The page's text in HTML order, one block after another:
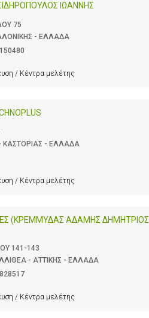
ΙΩΑΝΝΗΣ
75
- ΕΛΛΑΔΑ
/ Κέντρα μελέτης
ΚΑΣΤΟΡΙΑΣ - ΕΛΛΑΔΑ
/ Κέντρα μελέτης
(ΚΡΕΜΜΥΔΑΣ ΑΔΑΜΗΣ ΔΗΜΗΤΡΙΟΣ
141-143
- ΑΤΤΙΚΗΣ - ΕΛΛΑΔΑ
/ Κέντρα μελέτης